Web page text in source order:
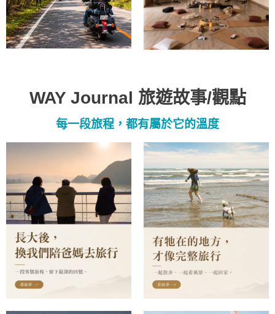
WAY Journal 旅遊故事/觀點
每一段旅程，都有屬於它的溫度